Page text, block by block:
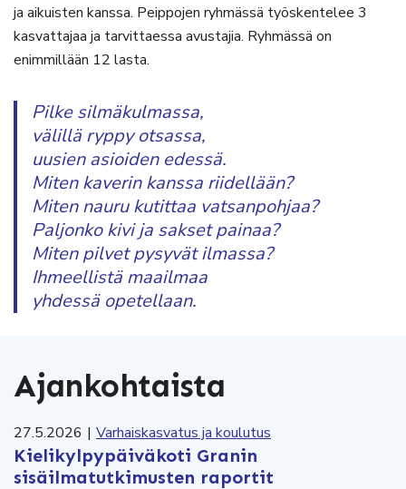
ja aikuisten kanssa. Peippojen ryhmässä työskentelee 3
kasvattajaa ja tarvittaessa avustajia. Ryhmässä on
enimmillään 12 lasta.
Pilke silmäkulmassa,
välillä ryppy otsassa,
uusien asioiden edessä.
Miten kaverin kanssa riidellään?
Miten nauru kutittaa vatsanpohjaa?
Paljonko kivi ja sakset painaa?
Miten pilvet pysyvät ilmassa?
Ihmeellistä maailmaa
yhdessä opetellaan.
Ajankohtaista
27.5.2026 | Varhaiskasvatus ja koulutus
Kielikylpypäiväkoti Granin
sisäilmatutkimusten raportit